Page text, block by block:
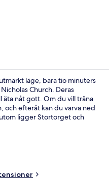
läge, bara tio minuters
Church. Deras
äta nåt gott. Om du vill träna
och efteråt kan du varva ned
ligger Stortorget och